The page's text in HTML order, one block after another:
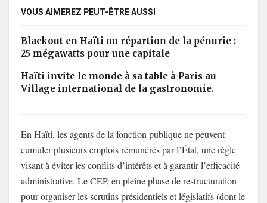
VOUS AIMEREZ PEUT-ÊTRE AUSSI
Blackout en Haïti ou répartion de la pénurie :
25 mégawatts pour une capitale
Haïti invite le monde à sa table à Paris au
Village international de la gastronomie.
En Haïti, les agents de la fonction publique ne peuvent
cumuler plusieurs emplois rémunérés par l’État, une règle
visant à éviter les conflits d’intérêts et à garantir l’efficacité
administrative. Le CEP, en pleine phase de restructuration
pour organiser les scrutins présidentiels et législatifs (dont le